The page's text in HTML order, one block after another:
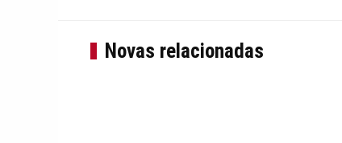
Novas relacionadas